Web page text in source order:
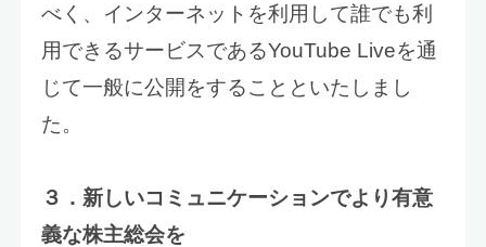
べく、インターネットを利用して誰でも利
用できるサービスであるYouTube Liveを通
じて一般に公開をすることといたしまし
た。
３．新しいコミュニケーションでより有意
義な株主総会を